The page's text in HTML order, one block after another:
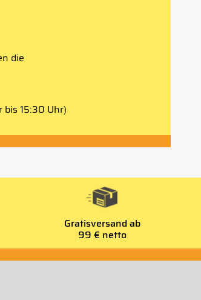
die
15:30 Uhr)
Gratisversand ab
99 € netto